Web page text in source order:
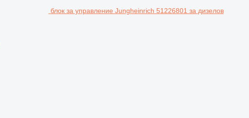
блок за управление Jungheinrich 51226801 за дизелов